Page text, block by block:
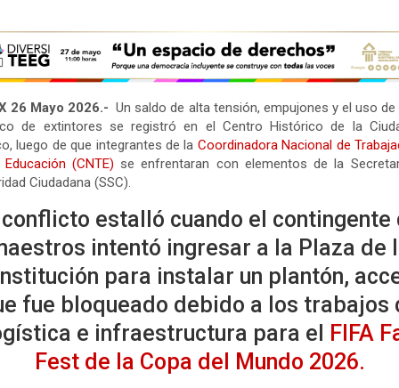
26 Mayo 2026.- Un saldo de alta tensión, empujones y el uso
de extintores se registró en el Centro Histórico de la
luego de que integrantes de la Coordinadora Nacional de
(CNTE) se enfrentaran con elementos de la
Ciudadana (SSC).
estalló cuando el contingente
intentó ingresar a la Plaza de
para instalar un plantón,
fue bloqueado debido a los trabajos
e infraestructura para el
FIFA
Festde la Copa del Mundo 2026.